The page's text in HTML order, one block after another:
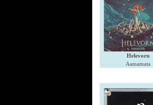
Helevorn
Aamamata